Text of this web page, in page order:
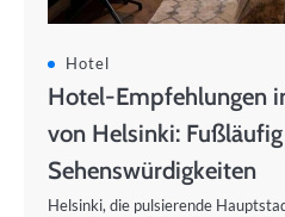
Hotel
Hotel-Empfehlungen
von Helsinki:
Sehenswürdigkeiten
Helsinki, die pulsierende